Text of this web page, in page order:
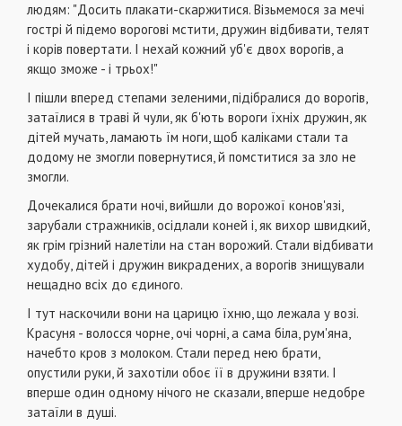
людям: "Досить плакати-скаржитися. Візьмемося за мечі
гострі й підемо ворогові мстити, дружин відбивати, телят
і корів повертати. І нехай кожний уб'є двох ворогів, а
якщо зможе - і трьох!"
І пішли вперед степами зеленими, підібралися до ворогів,
затаїлися в траві й чули, як б'ють вороги їхніх дружин, як
дітей мучать, ламають їм ноги, щоб каліками стали та
додому не змогли повернутися, й помститися за зло не
змогли.
Дочекалися брати ночі, вийшли до ворожої конов'язі,
зарубали стражників, осідлали коней і, як вихор швидкий,
як грім грізний налетіли на стан ворожий. Стали відбивати
худобу, дітей і дружин викрадених, а ворогів знищували
нещадно всіх до єдиного.
І тут наскочили вони на царицю їхню, що лежала у возі.
Красуня - волосся чорне, очі чорні, а сама біла, рум'яна,
начебто кров з молоком. Стали перед нею брати,
опустили руки, й захотіли обоє її в дружини взяти. І
вперше один одному нічого не сказали, вперше недобре
затаїли в душі.